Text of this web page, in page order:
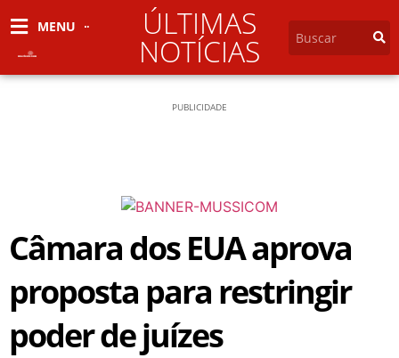
MENU ÚLTIMAS
NOTÍCIAS
PUBLICIDADE
Câmara dos EUA aprova
proposta para restringir
poder de juízes